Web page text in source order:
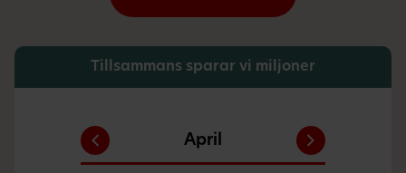
Tillsammans sparar vi miljoner
April
Mars
Februari
Januari